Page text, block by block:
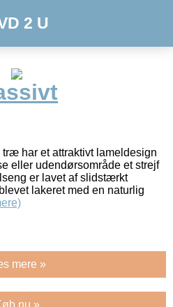
2 U
har et attraktivt lameldesign
eller udendørsområde et strejf
er lavet af slidstærkt
lakeret med en naturlig
mere »
nu »